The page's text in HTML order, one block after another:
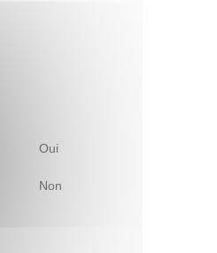
Oui
Non